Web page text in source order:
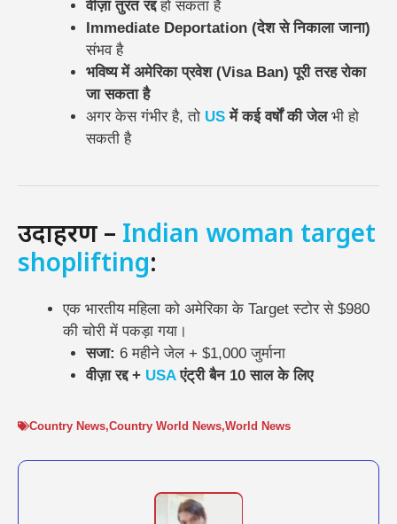
वीज़ा तुरंत रद्दहो सकता है
Immediate Deportation (देश से निकाला जाना)
संभव है
भविष्य में अमेरिका प्रवेश (Visa Ban) पूरी तरह रोका
जा सकता है
अगर केस गंभीर है, तो USमें कई वर्षों की जेलभी हो
सकती है
उदाहरण – Indian woman target
shoplifting:
एक भारतीय महिला को अमेरिका के Target स्टोर से $980
की चोरी में पकड़ा गया।
सजा: 6 महीने जेल + $1,000 जुर्माना
वीज़ा रद्द + USAएंट्री बैन 10 साल के लिए
Country News,Country World News,World News